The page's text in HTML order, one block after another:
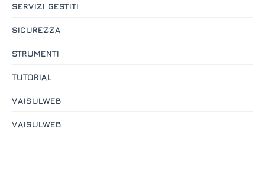
SERVIZI GESTITI
SICUREZZA
STRUMENTI
TUTORIAL
VAISULWEB
VAISULWEB